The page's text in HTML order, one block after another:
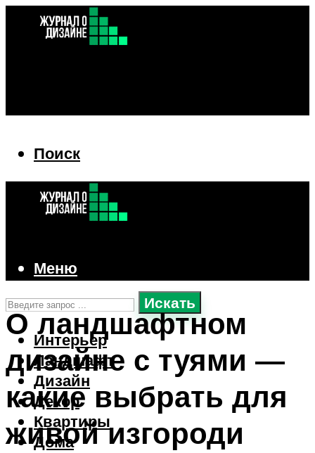
Поиск
Искать
Интерьер
Ландшафт
Дизайн
Декор
Квартиры
Дома
Меню
О ландшафтном
дизайне с туями —
какие выбрать для
живой изгороди